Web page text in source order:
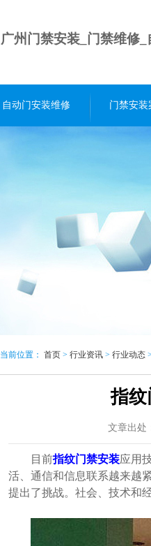
广州门禁安装_门禁维修
自动门安装维修 门禁安装
当前位置： 首页 > 行业资讯 > 行业动态 >
指
文章出处
目前指纹门禁安装应用
活、通信和信息联系越来越
提出了挑战。社会、技术和